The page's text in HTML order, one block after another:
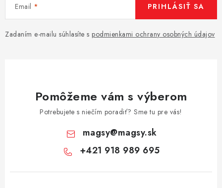
Email
Zadaním e-mailu súhlasíte s podmienkami ochrany osobných údajov
PRIHLÁSIŤ SA
Pomôžeme vám s výberom
Potrebujete s niečím poradiť? Sme tu pre vás!
magsy@magsy.sk
+421 918 989 695